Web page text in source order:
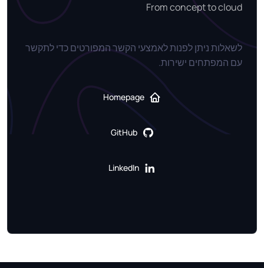
From concept to cloud
לשאלות ניתן לפנות לאמצעי הקשר המפורטים כדי לתקשר
עם המפתחים ישירות.
Homepage
GitHub
LinkedIn